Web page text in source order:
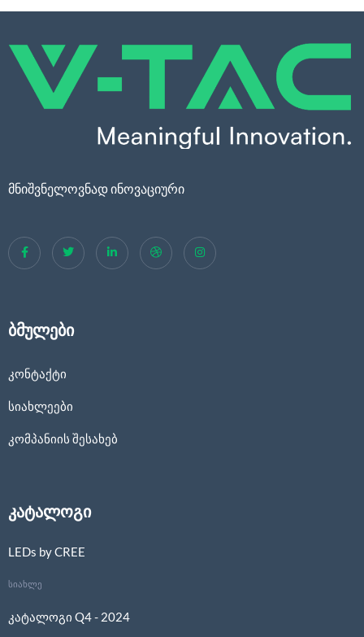
მნიშვნელოვნად ინოვაციური
ბმულები
კონტაქტი
სიახლეები
კომპანიის შესახებ
კატალოგი
LEDs by CREE
სიახლე
კატალოგი Q4 - 2024